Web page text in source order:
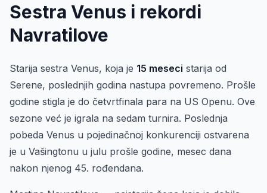
Sestra Venus i rekordi
Navratilove
Starija sestra Venus, koja je 15 meseci starija od
Serene, poslednjih godina nastupa povremeno. Prošle
godine stigla je do četvrtfinala para na US Openu. Ove
sezone već je igrala na sedam turnira. Poslednja
pobeda Venus u pojedinačnoj konkurenciji ostvarena
je u Vašingtonu u julu prošle godine, mesec dana
nakon njenog 45. rođendana.